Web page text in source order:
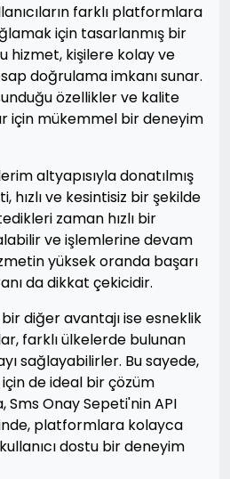
farklı platformlara
için tasarlanmış bir
hizmet, kişilere kolay ve
doğrulama imkanı sunar.
özellikler ve kalite
için mükemmel bir deneyim
altyapısıyla donatılmış
hızlı ve kesintisiz bir şekilde
zaman hızlı bir
ve işlemlerine devam
yüksek oranda başarı
da dikkat çekicidir.
diğer avantajı ise esneklik
farklı ülkelerde bulunan
sağlayabilirler. Bu sayede,
de ideal bir çözüm
Sms Onay Sepeti'nin API
platformlara kolayca
dostu bir deneyim